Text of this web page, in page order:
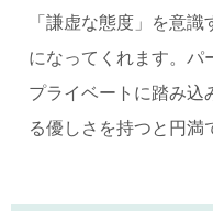
「謙虚な態度」を意
になってくれます。
プライベートに踏み込
る優しさを持つと円満